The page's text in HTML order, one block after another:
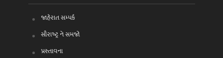
જાહેરાત સમ્પર્ક
સૌરાષ્ટ્ર ને સમજો
પ્રસ્તાવના